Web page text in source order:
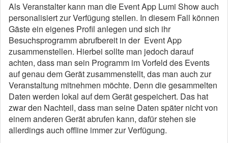
Als Veranstalter kann man die Event App Lumi Show auch
personalisiert zur Verfügung stellen. In diesem Fall können
Gäste ein eigenes Profil anlegen und sich ihr
Besuchsprogramm abrufbereit in der Event App
zusammenstellen. Hierbei sollte man jedoch darauf
achten, dass man sein Programm im Vorfeld des Events
auf genau dem Gerät zusammenstellt, das man auch zur
Veranstaltung mitnehmen möchte. Denn die gesammelten
Daten werden lokal auf dem Gerät gespeichert. Das hat
zwar den Nachteil, dass man seine Daten später nicht von
einem anderen Gerät abrufen kann, dafür stehen sie
allerdings auch offline immer zur Verfügung.